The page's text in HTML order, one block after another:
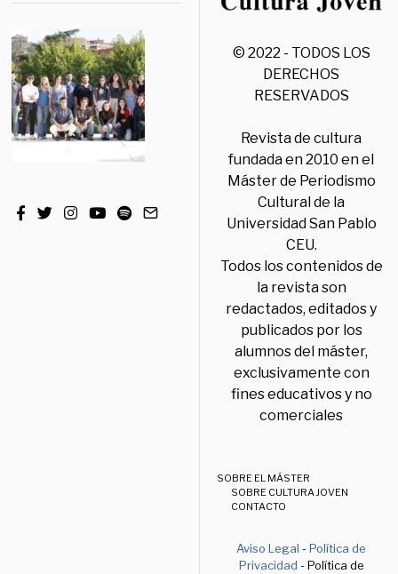
© 2022 - TODOS LOS
DERECHOS
RESERVADOS
Revista de cultura
fundada en 2010 en el
Máster de Periodismo
Cultural de la
Universidad San Pablo
CEU.
Todos los contenidos de
la revista son
redactados, editados y
publicados por los
alumnos del máster,
exclusivamente con
fines educativos y no
comerciales
SOBRE EL MÁSTER
SOBRE CULTURA JOVEN
CONTACTO
Aviso Legal -Política de
Privacidad - Política de